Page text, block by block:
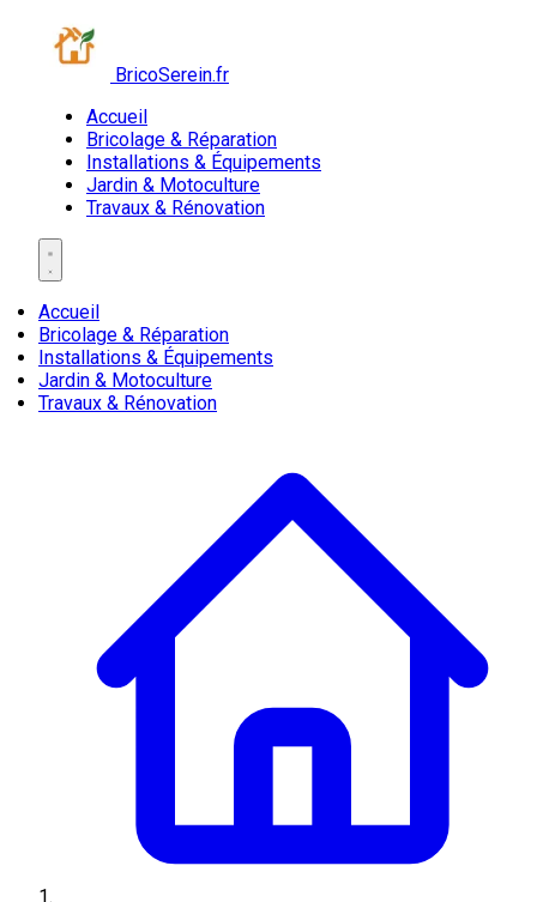
BricoSerein.fr
Accueil
Bricolage & Réparation
Installations & Équipements
Jardin & Motoculture
Travaux & Rénovation
Accueil
Bricolage & Réparation
Installations & Équipements
Jardin & Motoculture
Travaux & Rénovation